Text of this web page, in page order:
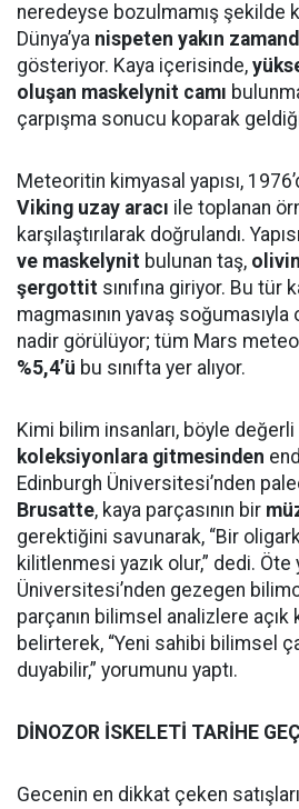
neredeyse bozulmamış şekilde
Dünya’ya nispeten yakın
gösteriyor. Kaya içerisinde,
oluşan maskelynit camı
çarpışma sonucu koparak
Meteoritin kimyasal yapısı,
Viking uzay aracı ile toplanan
karşılaştırılarak doğrulandı.
ve maskelynit bulunan taş,
şergottit sınıfına giriyor. Bu tür
magmasının yavaş
nadir görülüyor; tüm Mars
%5,4’ü bu sınıfta yer alıyor.
Kimi bilim insanları, böyle değerli
koleksiyonlara gitmesinden
Edinburgh Üniversitesi’nden
Brusatte, kaya parçasının bir
gerektiğini savunarak, “Bir
kilitlenmesi yazık olur,” dedi.
Üniversitesi’nden gezegen
parçanın bilimsel analizlere
belirterek, “Yeni sahibi bilimsel
duyabilir,” yorumunu yaptı.
DİNOZOR İSKELETİ TARİHE
Gecenin en dikkat çeken